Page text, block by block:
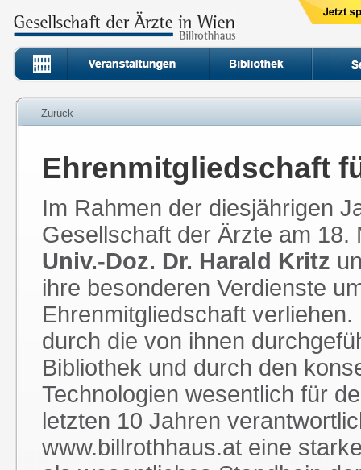
Zurück
Ehrenmitgliedschaft
Im Rahmen der diesjährigen
Gesellschaft der Ärzte am
Univ.-Doz. Dr. Harald Kritz
ihre besonderen Verdienste
Ehrenmitgliedschaft
durch die von ihnen
Bibliothek und durch den
Technologien wesentlich für
letzten 10 Jahren
www.billrothhaus.at eine